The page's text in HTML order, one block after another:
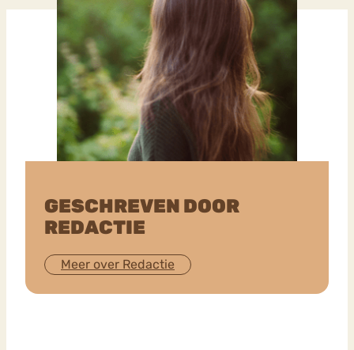
GESCHREVEN DOOR
REDACTIE
Meer over Redactie